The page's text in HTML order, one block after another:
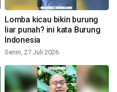
Lomba kicau bikin burung
liar punah? ini kata Burung
Indonesia
Senin, 27 Juli 2026